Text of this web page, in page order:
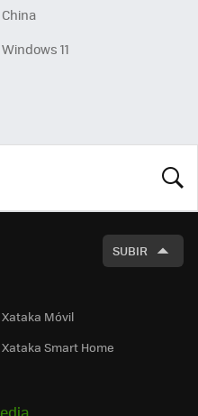
China
Windows 11
SUBIR
Xataka Móvil
Xataka Smart Home